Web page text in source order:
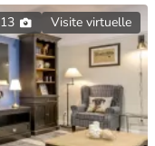
13 Visite virtuelle